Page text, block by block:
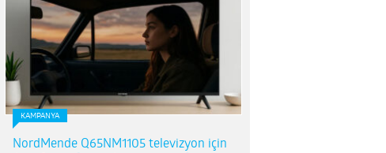
KAMPANYA
NordMende Q65NM1105 televizyon için